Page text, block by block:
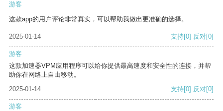
游客
这款app的用户评论非常真实，可以帮助我做出更准确的选择。
2025-01-14 支持[0] 反对[0]
游客
这款加速器VPM应用程序可以给你提供最高速度和安全性的连接，并帮
助你在网络上自由移动。
2025-01-14
支持[0] 反对[0]
游客